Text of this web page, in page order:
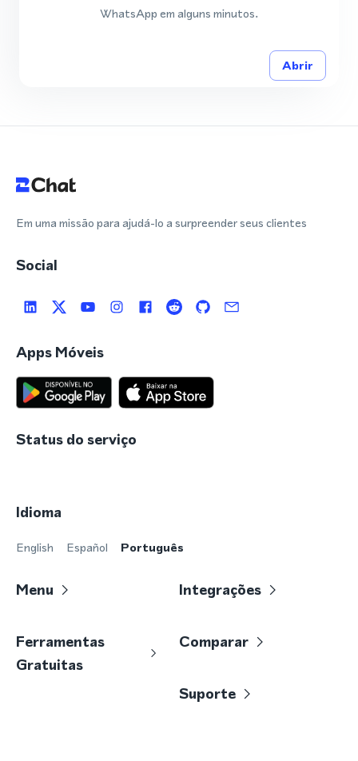
WhatsApp em alguns minutos.
Abrir
Em uma missão para ajudá-lo a surpreender seus clientes
Social
Apps Móveis
Status do serviço
Idioma
English Español Português
Menu Integrações
Ferramentas
Gratuitas
Comparar
Suporte